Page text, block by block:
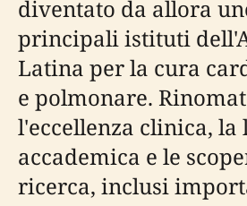
diventato da allora
principali istituti
Latina per la cura
e polmonare.
l'eccellenza clinica, la
accademica e le
ricerca, inclusi